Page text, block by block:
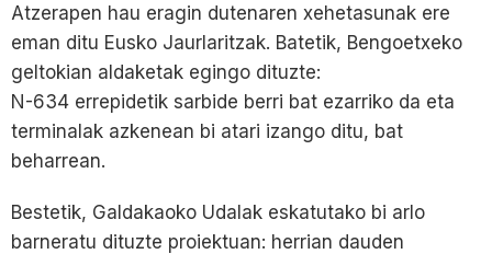
Atzerapen hau eragin dutenaren xehetasunak ere
eman ditu Eusko Jaurlaritzak. Batetik, Bengoetxeko
geltokian aldaketak egingo dituzte:
N-634 errepidetik sarbide berri bat ezarriko da eta
terminalak azkenean bi atari izango ditu, bat
beharrean.
Bestetik, Galdakaoko Udalak eskatutako bi arlo
barneratu dituzte proiektuan: herrian dauden